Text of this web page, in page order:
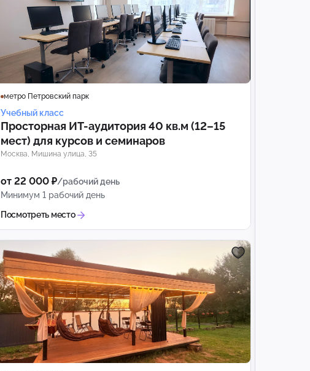
метро Петровский парк
Учебный класс
Просторная ИТ-аудитория 40 кв.м (12–15
мест) для курсов и семинаров
Москва, Мишина улица, 35
от 22 000 ₽/рабочий день
Минимум 1 рабочий день
Посмотреть место